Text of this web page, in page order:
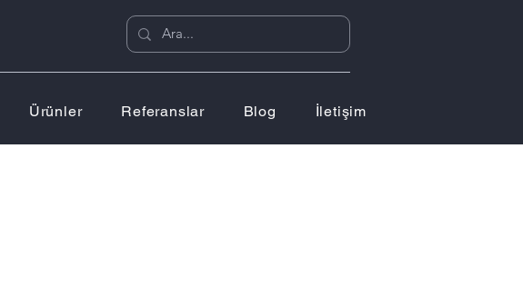
Ürünler Referanslar Blog İletişim